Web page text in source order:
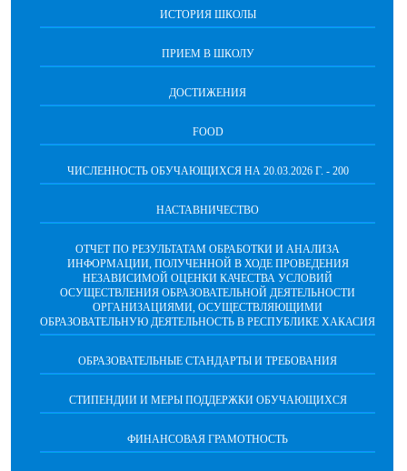
ИСТОРИЯ ШКОЛЫ
ПРИЕМ В ШКОЛУ
ДОСТИЖЕНИЯ
FOOD
ЧИСЛЕННОСТЬ ОБУЧАЮЩИХСЯ НА 20.03.2026 Г. - 200
НАСТАВНИЧЕСТВО
ОТЧЕТ ПО РЕЗУЛЬТАТАМ ОБРАБОТКИ И АНАЛИЗА
ИНФОРМАЦИИ, ПОЛУЧЕННОЙ В ХОДЕ ПРОВЕДЕНИЯ
НЕЗАВИСИМОЙ ОЦЕНКИ КАЧЕСТВА УСЛОВИЙ
ОСУЩЕСТВЛЕНИЯ ОБРАЗОВАТЕЛЬНОЙ ДЕЯТЕЛЬНОСТИ
ОРГАНИЗАЦИЯМИ, ОСУЩЕСТВЛЯЮЩИМИ
ОБРАЗОВАТЕЛЬНУЮ ДЕЯТЕЛЬНОСТЬ В РЕСПУБЛИКЕ ХАКАСИЯ
ОБРАЗОВАТЕЛЬНЫЕ СТАНДАРТЫ И ТРЕБОВАНИЯ
СТИПЕНДИИ И МЕРЫ ПОДДЕРЖКИ ОБУЧАЮЩИХСЯ
ФИНАНСОВАЯ ГРАМОТНОСТЬ